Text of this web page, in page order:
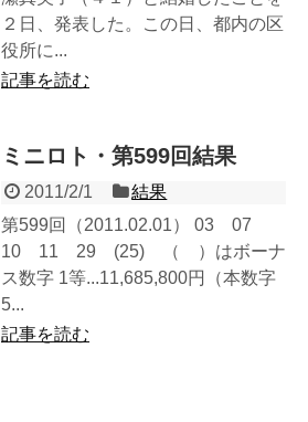
２日、発表した。この日、都内の区
役所に...
記事を読む
ミニロト・第599回結果
2011/2/1
結果
第599回（2011.02.01） 03 07
10 11 29 (25) （ ）はボーナ
ス数字 1等...11,685,800円（本数字
5...
記事を読む